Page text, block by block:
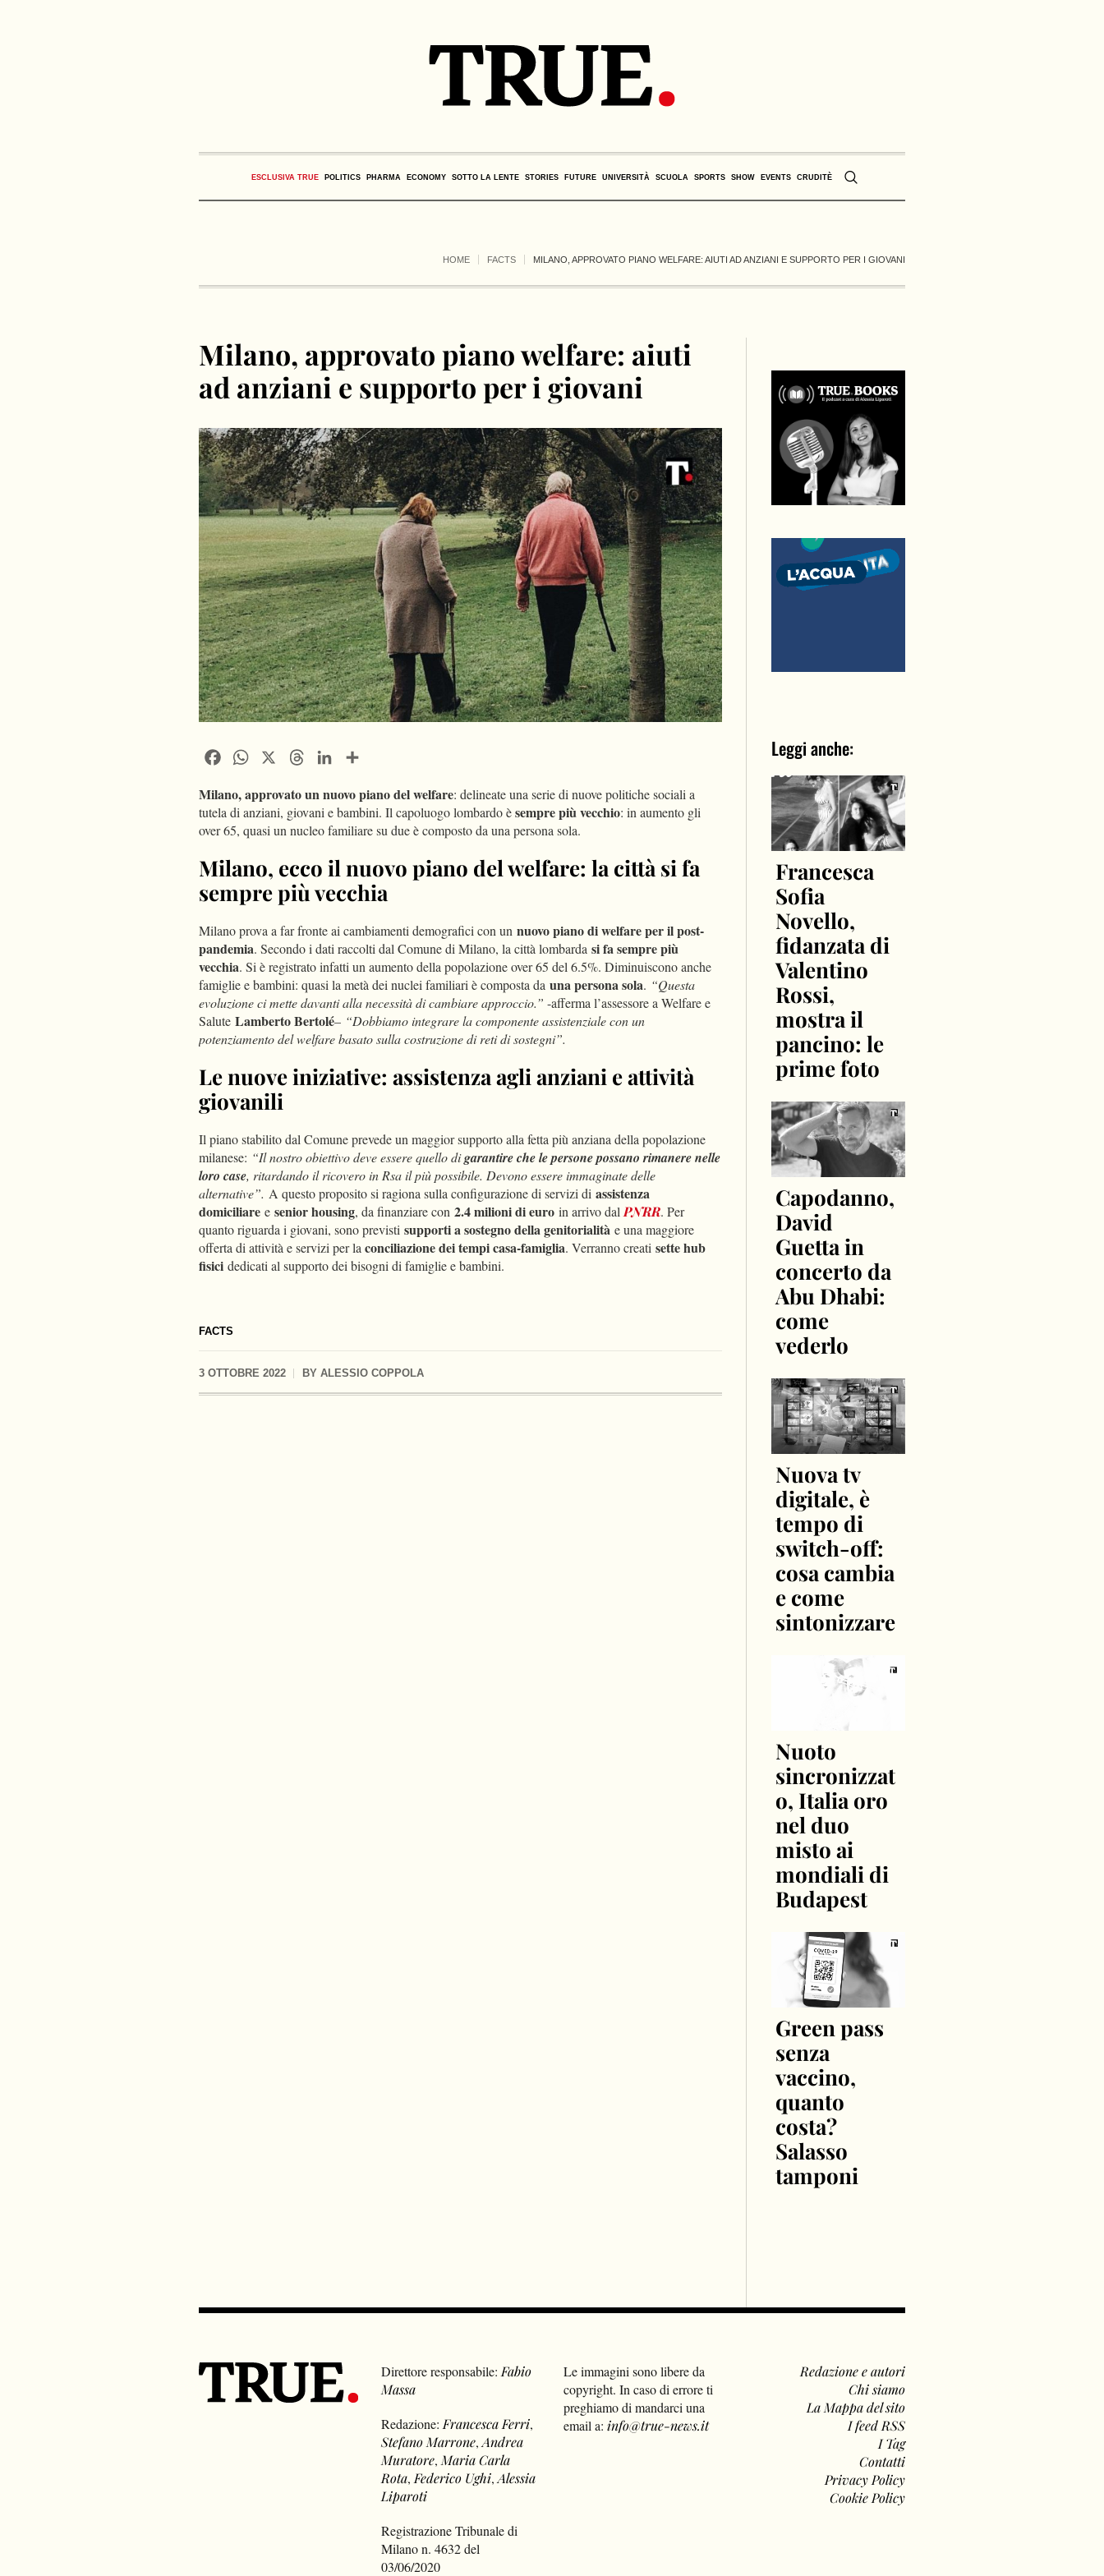
ESCLUSIVA TRUE POLITICS PHARMA ECONOMY SOTTO LA LENTE STORIES FUTURE UNIVERSITÀ SCUOLA SPORTS SHOW EVENTS CRUDITÈ
HOME FACTS MILANO, APPROVATO PIANO WELFARE: AIUTI AD ANZIANI E SUPPORTO PER I GIOVANI
FACTS
Milano, approvato piano welfare: aiuti
ad anziani e supporto per i giovani
3 OTTOBRE 2022 BY ALESSIO COPPOLA
FacebookWhatsApp ThreadsLinkedIn
Milano, approvato un nuovo piano del welfare: delineate una serie di nuove politiche sociali a
tutela di anziani, giovani e bambini. Il capoluogo lombardo èsempre più vecchio: in aumento gli
over 65, quasi un nucleo familiare su due è composto da una persona sola.
Milano, ecco il nuovo piano del welfare: la città si fa
sempre più vecchia
Milano prova a far fronte ai cambiamenti demografici con un nuovo piano di welfare per il post-
pandemia. Secondo i dati raccolti dal Comune di Milano, la città lombarda si fa sempre più
vecchia. Si è registrato infatti un aumento della popolazione over 65 del 6.5%. Diminuiscono anche
famiglie e bambini: quasi la metà dei nuclei familiari è composta da una persona sola. “Questa
evoluzione ci mette davanti alla necessità di cambiare approccio.” -afferma l’assessore a Welfare e
Salute Lamberto Bertolé– “Dobbiamo integrare la componente assistenziale con un
potenziamento del welfare basato sulla costruzione di reti di sostegni”.
Le nuove iniziative: assistenza agli anziani e attività
giovanili
Il piano stabilito dal Comune prevede un maggior supporto alla fetta più anziana della popolazione
milanese: “Il nostro obiettivo deve essere quello digarantire che le persone possano rimanere nelle
loro case, ritardando il ricovero in Rsa il più possibile. Devono essere immaginate delle
alternative”. A questo proposito si ragiona sulla configurazione di servizi di assistenza
domiciliare e senior housing, da finanziare con 2.4 milioni di euro in arrivo dalPNRR. Per
quanto riguarda i giovani, sono previsti supporti a sostegno della genitorialità e una maggiore
offerta di attività e servizi per laconciliazione dei tempi casa-famiglia. Verranno creati sette hub
fisici dedicati al supporto dei bisogni di famiglie e bambini.
Leggi anche:
Francesca
Sofia
Novello,
fidanzata di
Valentino
Rossi,
mostra il
pancino: le
prime foto
Capodanno,
David
Guetta in
concerto da
Abu Dhabi:
come
vederlo
Nuova tv
digitale, è
tempo di
switch-off:
cosa cambia
e come
sintonizzare
Nuoto
sincronizzat
o, Italia oro
nel duo
misto ai
mondiali di
Budapest
Green pass
senza
vaccino,
quanto
costa?
Salasso
tamponi
Direttore responsabile: Fabio
Massa
Redazione: Francesca Ferri,
Stefano Marrone,Andrea
Muratore, Maria Carla
Rota, Federico Ughi,Alessia
Liparoti
Registrazione Tribunale di
Milano n. 4632 del
03/06/2020
Le immagini sono libere da
copyright. In caso di errore ti
preghiamo di mandarci una
email a: info@true-news.it
Redazione e autori
Chi siamo
La Mappa del sito
I feed RSS
I Tag
Contatti
Privacy Policy
Cookie Policy